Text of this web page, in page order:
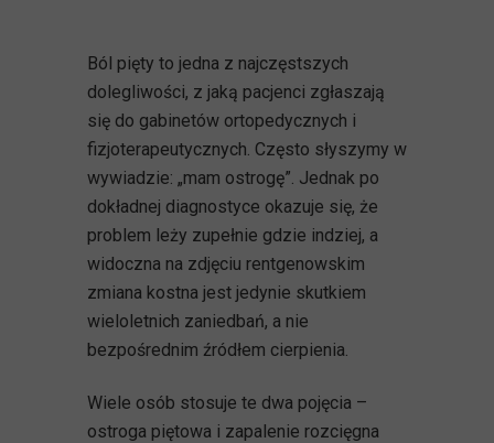
Ból pięty to jedna z najczęstszych
dolegliwości, z jaką pacjenci zgłaszają
się do gabinetów ortopedycznych i
fizjoterapeutycznych. Często słyszymy w
wywiadzie: „mam ostrogę”. Jednak po
dokładnej diagnostyce okazuje się, że
problem leży zupełnie gdzie indziej, a
widoczna na zdjęciu rentgenowskim
zmiana kostna jest jedynie skutkiem
wieloletnich zaniedbań, a nie
bezpośrednim źródłem cierpienia.
Wiele osób stosuje te dwa pojęcia –
ostroga piętowa i zapalenie rozcięgna